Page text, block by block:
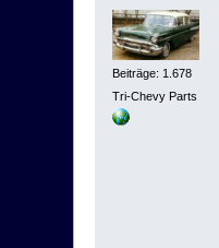
Beiträge: 1.678
Tri-Chevy Parts